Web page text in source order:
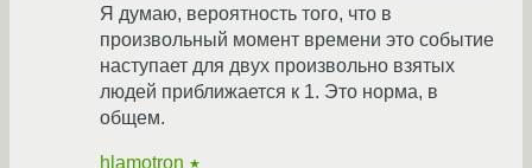
Я думаю, вероятность того, что в
произвольный момент времени это событие
наступает для двух произвольно взятых
людей приближается к 1. Это норма, в
общем.
hlamotron ★